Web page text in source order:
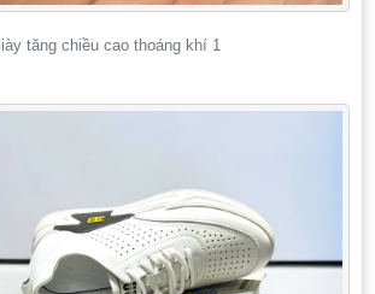
tăng chiều cao thoáng khí 1